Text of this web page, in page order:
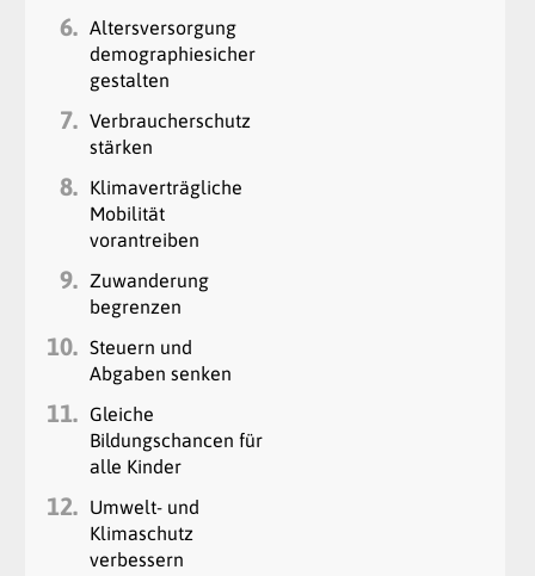
6. Altersversorgung
demographiesicher
gestalten
7. Verbraucherschutz
stärken
8.
Klimaverträgliche
Mobilität
vorantreiben
9. Zuwanderung
begrenzen
10. Steuern und
Abgaben senken
11.
Gleiche
Bildungschancen für
alle Kinder
12.
Umwelt- und
Klimaschutz
verbessern